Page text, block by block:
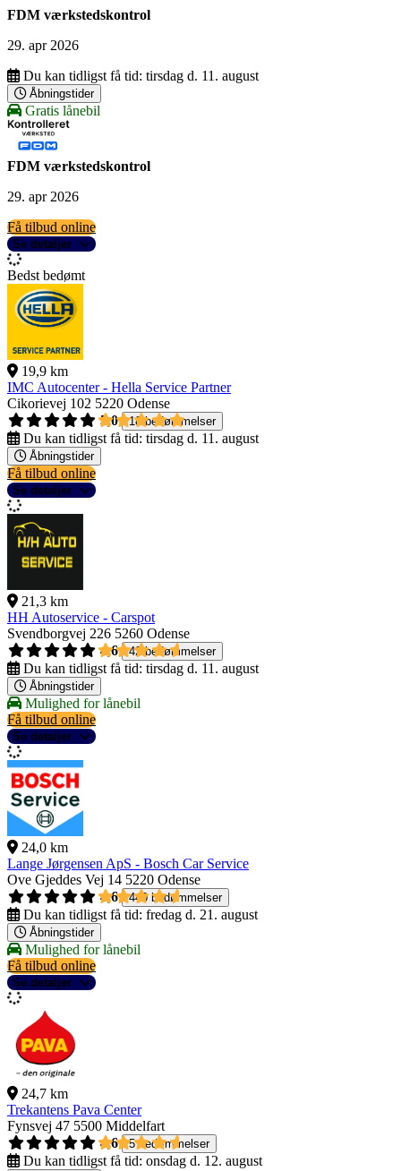
FDM værkstedskontrol
29. apr 2026
Du kan tidligst få tid: tirsdag d. 11. august
Åbningstider
Gratis lånebil
FDM værkstedskontrol
29. apr 2026
Få tilbud online
Se detaljer
Bedst bedømt
19,9 km
IMC Autocenter - Hella Service Partner
Cikorievej 102 5220 Odense
5,0
18 bedømmelser
Du kan tidligst få tid: tirsdag d. 11. august
Åbningstider
Få tilbud online
Se detaljer
21,3 km
HH Autoservice - Carspot
Svendborgvej 226 5260 Odense
4,6
42 bedømmelser
Du kan tidligst få tid: tirsdag d. 11. august
Åbningstider
Mulighed for lånebil
Få tilbud online
Se detaljer
24,0 km
Lange Jørgensen ApS - Bosch Car Service
Ove Gjeddes Vej 14 5220 Odense
4,6
440 bedømmelser
Du kan tidligst få tid: fredag d. 21. august
Åbningstider
Mulighed for lånebil
Få tilbud online
Se detaljer
24,7 km
Trekantens Pava Center
Fynsvej 47 5500 Middelfart
4,6
5 bedømmelser
Du kan tidligst få tid: onsdag d. 12. august